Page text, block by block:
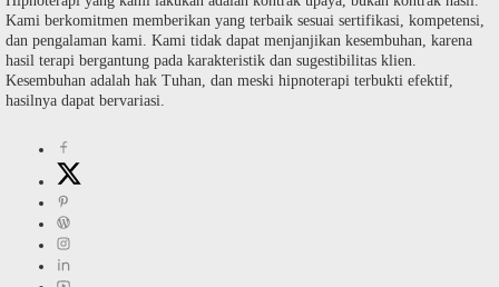
Kami berkomitmen memberikan yang terbaik sesuai sertifikasi, kompetensi,
dan pengalaman kami. Kami tidak dapat menjanjikan kesembuhan, karena
hasil terapi bergantung pada karakteristik dan sugestibilitas klien.
Kesembuhan adalah hak Tuhan, dan meski hipnoterapi terbukti efektif,
hasilnya dapat bervariasi.